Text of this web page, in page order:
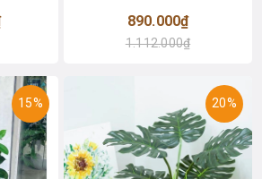
890.000₫
1.112.000₫
15% 20%